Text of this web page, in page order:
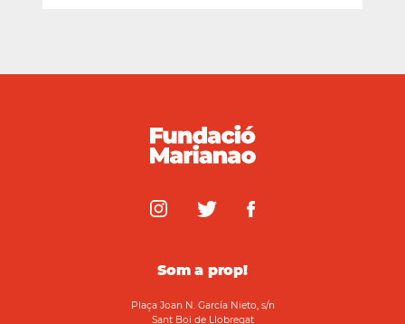
Som a prop!
Plaça Joan N. García Nieto, s/n
Sant Boi de Llobregat